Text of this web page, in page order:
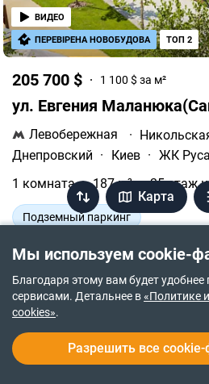
Мы используем cookie-
Благодаря этому вам будет
сервисами. Детальнее в«Политике
cookies».
Разрешить все
Карта
205 700 $ 1 100 $ за м²
ул. Евгения
Левобережная ·
Днепровский · Киев · ЖК
1 комната
187 м² 25 этаж
Подземный паркинг
Генераторы для резервного
Побережжя Русанівської протоки
Продается много­уровневая
Русановская Гавань. Продажа
застройщика - Ковальская. Площадь жилья данной
планировки 187 м². Квартира расположена на 25
ВИДЕО
ПЕРЕВІРЕНА НОВОБУДОВА ТОП 2